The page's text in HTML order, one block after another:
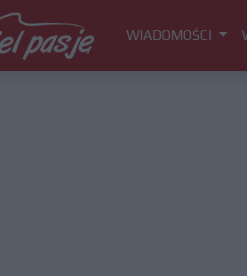
WIADOMOŚCI